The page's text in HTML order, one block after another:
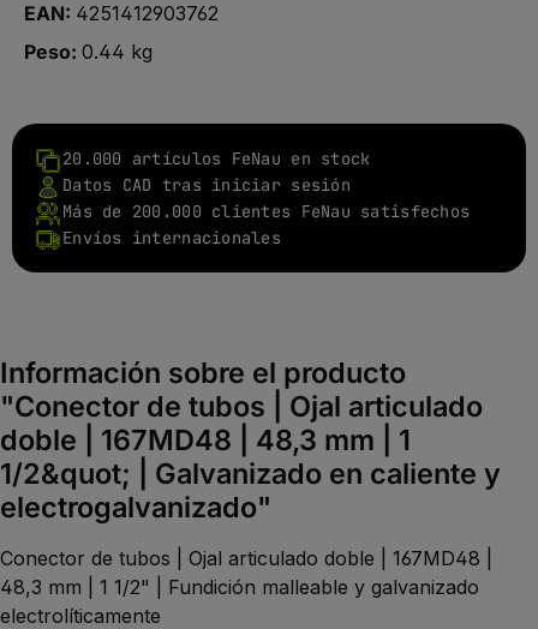
EAN: 4251412903762
Peso: 0.44 kg
20.000 artículos FeNau en stock
Datos CAD tras iniciar sesión
Más de 200.000 clientes FeNau satisfechos
Envíos internacionales
Información sobre el producto
"Conector de tubos | Ojal articulado
doble | 167MD48 | 48,3 mm | 1
1/2&quot; | Galvanizado en caliente y
electrogalvanizado"
Conector de tubos | Ojal articulado doble | 167MD48 |
48,3 mm | 1 1/2" | Fundición malleable y galvanizado
electrolíticamente